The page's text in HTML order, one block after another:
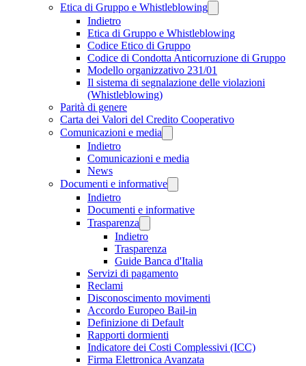
Etica di Gruppo e Whistleblowing
Indietro
Etica di Gruppo e Whistleblowing
Codice Etico di Gruppo
Codice di Condotta Anticorruzione di Gruppo
Modello organizzativo 231/01
Il sistema di segnalazione delle violazioni
(Whistleblowing)
Parità di genere
Carta dei Valori del Credito Cooperativo
Comunicazioni e media
Indietro
Comunicazioni e media
News
Documenti e informative
Indietro
Documenti e informative
Trasparenza
Indietro
Trasparenza
Guide Banca d'Italia
Servizi di pagamento
Reclami
Disconoscimento movimenti
Accordo Europeo Bail-in
Definizione di Default
Rapporti dormienti
Indicatore dei Costi Complessivi (ICC)
Firma Elettronica Avanzata